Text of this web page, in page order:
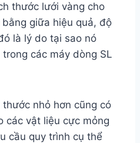
thước lưới vàng cho
giữa hiệu quả, độ
là lý do tại sao nó
các máy dòng SL
nhỏ hơn cũng có
các vật liệu cực mỏng
cầu quy trình cụ thể